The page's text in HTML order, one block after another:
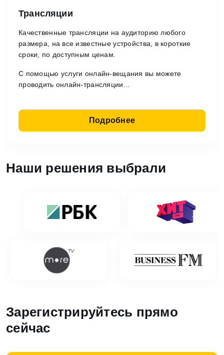
Трансляции
Качественные трансляции на аудиторию любого
размера, на все известные устройства, в короткие
сроки, по доступным ценам.
C помощью услуги онлайн-вещания вы можете
проводить онлайн-трансляции...
Подробнее
Наши решения выбрали
Зарегистрируйтесь прямо
сейчас